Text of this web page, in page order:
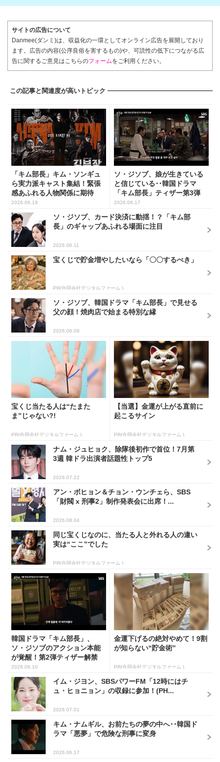
サイトの広告について
Danmee(ダンミ)は、収益化の一環としてオンライン広告を展開しており
ます。広告の内容(公序良俗を害するもの)や、可読性の低下につながる広
告に関するご意見はこちらのフォームをご利用ください。
この記事と関連度が高いトピック
「キム部長」キム・ソンギュ
ら実力派キャスト集結！緊張
感あふれる人物関係に期待
2026.06.19
ソ・ジソブ、娘が生きている
と信じている･･韓国ドラマ
「キム部長」ティザー第3弾
公...
2026.06.17
ソ・ジソブ、カード決済に動揺！？「キム部
長」のギャップあふれる場面に注目
2026.06.11
宝くじで貯金増やしたいなら「〇〇するべき」
PR(合同会社デジタルファーム )
ソ・ジソブ、韓国ドラマ「キム部長」で見せる
父の顔！焼肉店で始まる特別な縁
2026.06.09
宝くじ当たる人は“たまた
ま”じゃない?!
PR(合同会社デジタルファーム )
【当選】金運が上がる直前に
起こるサイン
PR(合同会社デジタルファーム )
ナム・ジュヒョク、除隊後初作で首位！7月第
3週 韓ドラ出演者話題性トップ5
2026.07.22
アン・ボヒョン＆チョン・ウンチェら、SBS
「財閥 x 刑事2」制作発表会に出席！...
2026.08.04
同じ宝くじなのに、当たる人と外れる人の違い
実は“ここ”でした
PR(合同会社デジタルファーム )
韓国ドラマ「キム部長」、
ソ・ジソブのアクション本能
が覚醒！第2弾ティザー解禁
2026.06.10
金運下げるの絶対やめて！9割
が知らない“貯金術”
PR(合同会社デジタルファーム )
イム・ジヨン、SBSパワーFM「12時にはチ
ュ・ヒョニョン」の収録に参加！(PH...
2026.07.01
キム・ナムギル、お前たちの夢の中へ･･韓国ド
ラマ「悪夢」で危険な刑事に変身
2026.06.17